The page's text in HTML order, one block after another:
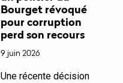
Bourget révoqué
pour corruption
perd son recours
9 juin 2026
Une récente décision